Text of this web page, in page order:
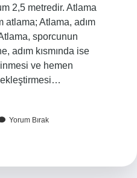
2,5 metredir. Atlama
atlama; Atlama, adım
sporcunun
adım kısmında ise
ve hemen
Yorum Bırak